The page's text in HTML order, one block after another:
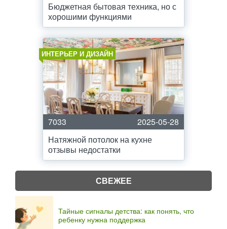
Бюджетная бытовая техника, но с
хорошими функциями
ИНТЕРЬЕР И ДИЗАЙН
7033
2025-05-28
Натяжной потолок на кухне
отзывы недостатки
СВЕЖЕЕ
Тайные сигналы детства: как понять, что
ребенку нужна поддержка